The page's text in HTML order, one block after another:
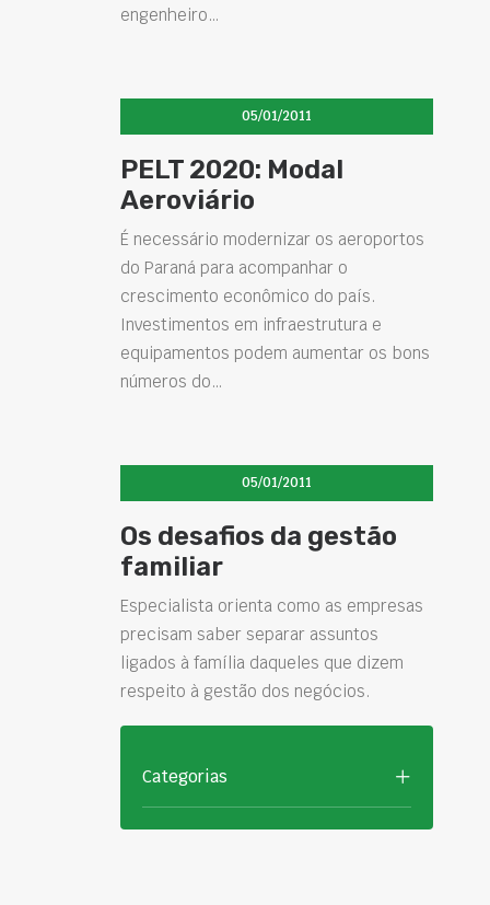
engenheiro…
05/01/2011
PELT 2020: Modal
Aeroviário
É necessário modernizar os aeroportos
do Paraná para acompanhar o
crescimento econômico do país.
Investimentos em infraestrutura e
equipamentos podem aumentar os bons
números do…
05/01/2011
Os desafios da gestão
familiar
Especialista orienta como as empresas
precisam saber separar assuntos
ligados à família daqueles que dizem
respeito à gestão dos negócios.
Categorias